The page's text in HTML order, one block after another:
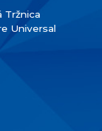
Tržnica
Universal